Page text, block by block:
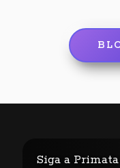
Siga a